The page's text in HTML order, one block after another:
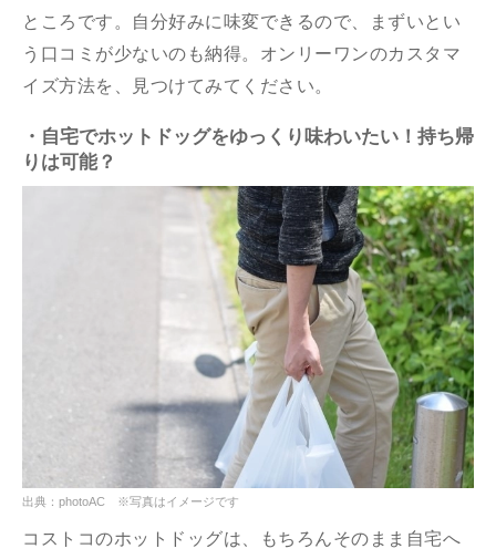
ところです。自分好みに味変できるので、まずいとい
う口コミが少ないのも納得。オンリーワンのカスタマ
イズ方法を、見つけてみてください。
・自宅でホットドッグをゆっくり味わいたい！持ち帰
りは可能？
出典：photoAC ※写真はイメージです
コストコのホットドッグは、もちろんそのまま自宅へ